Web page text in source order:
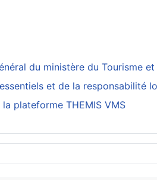
du ministère du Tourisme
et de la responsabilité
plateforme THEMIS VMS